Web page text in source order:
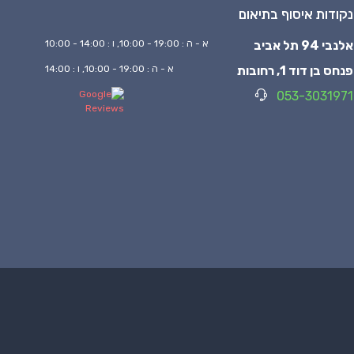
נקודות איסוף בתיאום
אלנבי 94 תל אביב א - ה : 19:00 - 10:00, ו : 14:00 - 10:00
פנחס בן דוד 1, רחובות א - ה : 19:00 - 10:00, ו : 14:00
053-3031971